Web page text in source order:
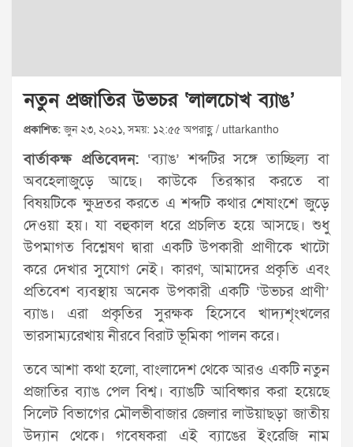
নতুন প্রজাতির উভচর ‘লালচোখ ব্যাঙ’
প্রকাশিত:জুন ২৩, ২০২১, সময়: ১২:৫৫ অপরাহ্ণ / uttarkantho
বার্তাকক্ষ প্রতিবেদন: ‘ব্যাঙ’ শব্দটির সঙ্গে তাচ্ছিল্য বা
অবহেলাজুড়ে আছে। কাউকে তিরস্কার করতে বা
বিষয়টিকে ক্ষুদ্রতর করতে এ শব্দটি কথার শেষাংশে জুড়ে
দেওয়া হয়। যা বহুকাল ধরে প্রচলিত হয়ে আসছে। শুধু
উপমাগত বিশ্লেষণ দ্বারা একটি উপকারী প্রাণীকে খাটো
করে দেখার সুযোগ নেই। কারণ, আমাদের প্রকৃতি এবং
প্রতিবেশ ব্যবস্থায় অনেক উপকারী একটি ‘উভচর প্রাণী’
ব্যাঙ। এরা প্রকৃতির সুরক্ষক হিসেবে খাদ্যশৃংখলের
ভারসাম্যরেখায় নীরবে বিরাট ভূমিকা পালন করে।
তবে আশা কথা হলো, বাংলাদেশ থেকে আরও একটি নতুন
প্রজাতির ব্যাঙ পেল বিশ্ব। ব্যাঙটি আবিষ্কার করা হয়েছে
সিলেট বিভাগের মৌলভীবাজার জেলার লাউয়াছড়া জাতীয়
উদ্যান থেকে। গবেষকরা এই ব্যাঙের ইংরেজি নাম